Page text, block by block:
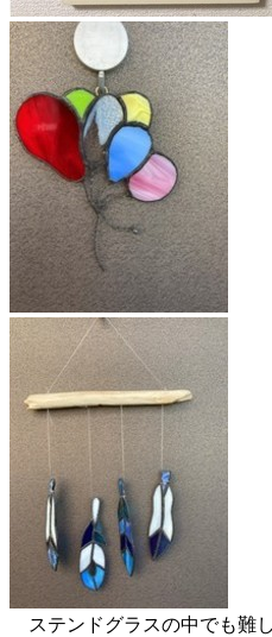
ステンドグラスの中でも難